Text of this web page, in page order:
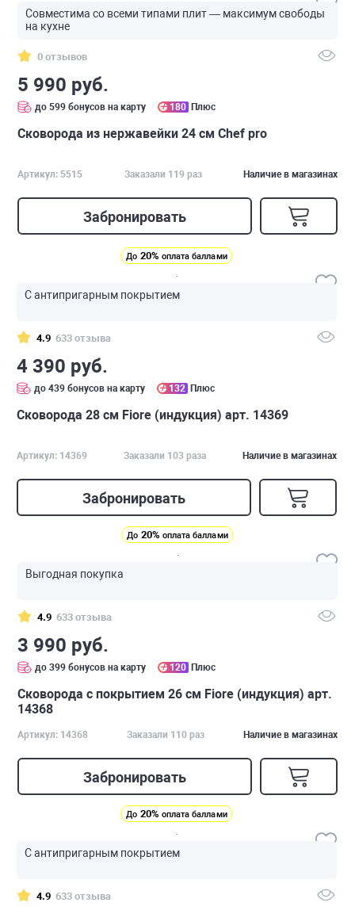
Совместима со всеми типами плит — максимум свободы
на кухне
0 отзывов
5 990 руб.
до 599 бонусов на карту 180 Плюс
Сковорода из нержавейки 24 см Chef pro
Артикул: 5515 Заказали 119 раз Наличие в магазинах
Забронировать
До 20% оплата баллами
С антипригарным покрытием
4.9 633 отзыва
4 390 руб.
до 439 бонусов на карту 132 Плюс
Сковорода 28 см Fiore (индукция) арт. 14369
Артикул: 14369 Заказали 103 раза Наличие в магазинах
Забронировать
До 20% оплата баллами
Выгодная покупка
4.9 633 отзыва
3 990 руб.
до 399 бонусов на карту 120 Плюс
Сковорода с покрытием 26 см Fiore (индукция) арт.
14368
Артикул: 14368 Заказали 110 раз Наличие в магазинах
Забронировать
До 20% оплата баллами
С антипригарным покрытием
4.9 633 отзыва